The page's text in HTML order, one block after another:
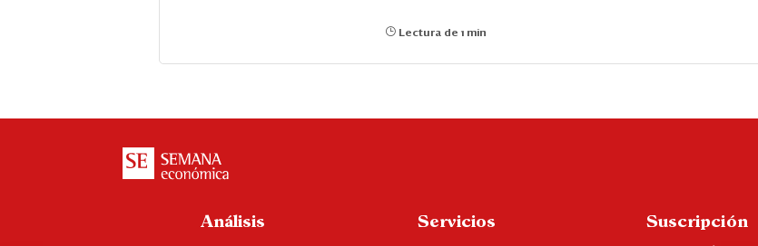
Lectura de 1 min
Análisis
Servicios
Suscripción